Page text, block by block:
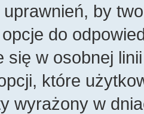
by
do
się w osobnej
które
wyrażony w